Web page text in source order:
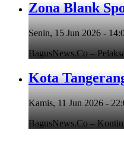
Zona Blank
Senin, 15 Jun 2026 -
BagusNews.Co –
Kota
Kamis, 11 Jun 2026 -
BagusNews.Co –